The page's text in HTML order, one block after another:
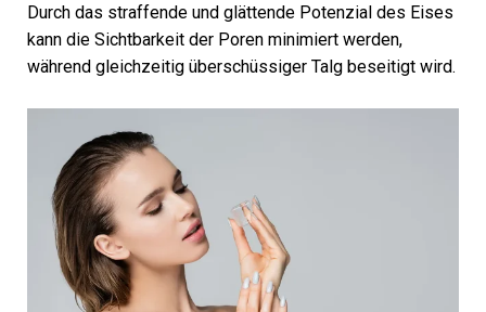
Durch das straffende und glättende Potenzial des Eises
kann die Sichtbarkeit der Poren minimiert werden,
während gleichzeitig überschüssiger Talg beseitigt wird.